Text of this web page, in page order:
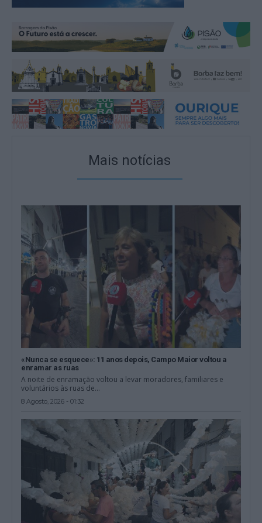
Mais notícias
«Nunca se esquece»: 11 anos depois, Campo Maior voltou a
enramar as ruas
A noite de enramação voltou a levar moradores, familiares e
voluntários às ruas de...
8 Agosto, 2026 - 01:32